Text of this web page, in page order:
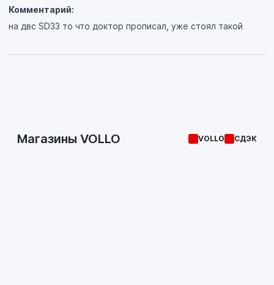
Комментарий:
на двс SD33 то что доктор прописал, уже стоял такой
Магазины VOLLO VOLLO СДЭК